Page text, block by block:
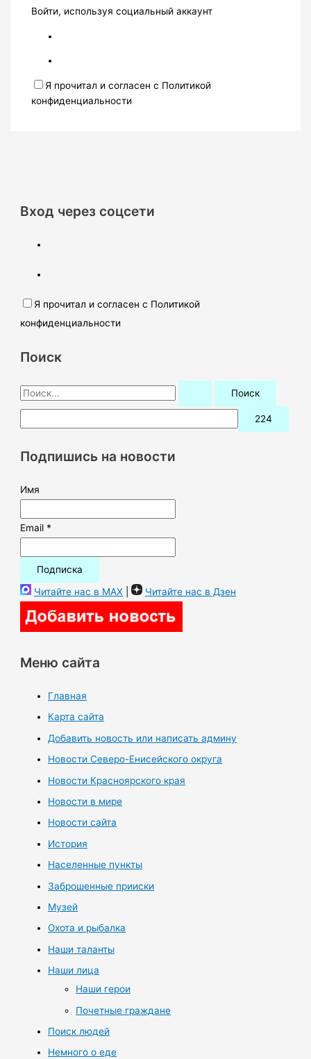
Войти, используя социальный аккаунт
Я прочитал и согласен с Политикой
конфиденциальности
Вход через соцсети
Я прочитал и согласен с Политикой
конфиденциальности
Поиск
П
о
и
кПодпишись на новости
Имя
Email *
Читайте нас в MAX | Читайте нас в Дзен
Меню сайта
Главная
Карта сайта
Добавить новость или написать админу
Новости Северо-Енисейского округа
Новости Красноярского края
Новости в мире
Новости сайта
История
Населенные пункты
Заброшенные прииски
Музей
Охота и рыбалка
Наши таланты
Наши лица
Наши герои
Почетные граждане
Поиск людей
Немного о еде